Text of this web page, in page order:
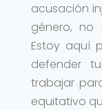
acusación
género, no
Estoy aquí
defender
trabajar
equitativo